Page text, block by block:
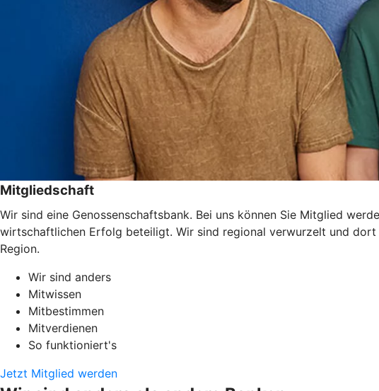
Mitgliedschaft
Wir sind eine Genossenschaftsbank. Bei uns können Sie Mitglied
wirtschaftlichen Erfolg beteiligt. Wir sind regional verwurzelt und
Region.
Wir sind anders
Mitwissen
Mitbestimmen
Mitverdienen
So funktioniert's
Jetzt Mitglied werden